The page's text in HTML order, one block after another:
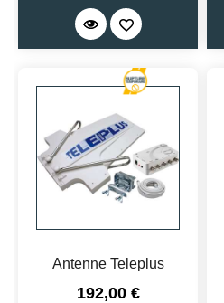
Antenne Teleplus
Prix
192,00 €